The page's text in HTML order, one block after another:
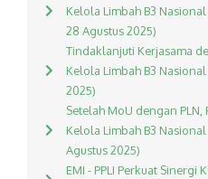
Kelola Limbah B3
28 Agustus 2025)
Tindaklanjuti Kerjasama
Kelola Limbah B3
2025)
Setelah MoU dengan PLN,
Kelola Limbah B3
Agustus 2025)
EMI - PPLI Perkuat Sinergi